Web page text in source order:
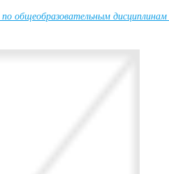
по общеобразовательным